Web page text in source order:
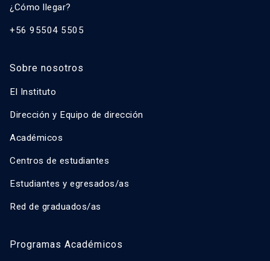
¿Cómo llegar?
+56 95504 5505
Sobre nosotros
El Instituto
Dirección y Equipo de dirección
Académicos
Centros de estudiantes
Estudiantes y egresados/as
Red de graduados/as
Programas Académicos